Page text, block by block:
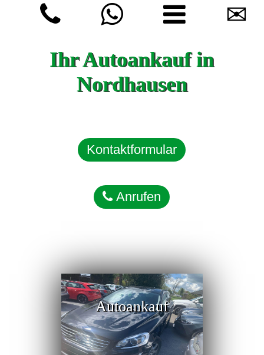
✉
Ihr Autoankauf in
Nordhausen
Kontaktformular
Anrufen
Autoankauf